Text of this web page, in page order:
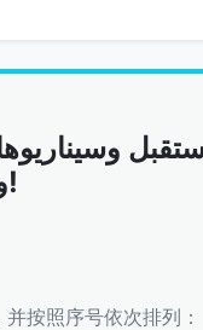
وتوسع الأسواق الاستثماري!
按照序号依次排列：